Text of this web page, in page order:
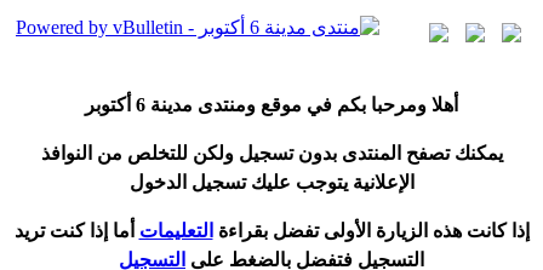
هلا ومرحبا بكم في موقع ومنتدى مدينة 6 أكتوبر
يمكنك تصفح المنتدى بدون تسجيل ولكن للتخلص من النوافذ
الإعلانية يتوجب عليك تسجيل الدخول
إذا كانت هذه الزيارة الأولى تفضل بقراءة التعليمات ما إذا كنت تريد
التسجيل فتفضل بالضغط على التسجيل